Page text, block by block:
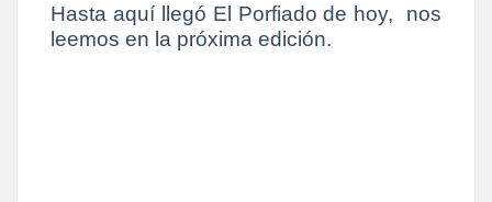
Hasta aquí llegó El Porfiado de hoy, nos
leemos en la próxima edición.